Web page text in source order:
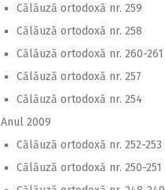
Călăuză ortodoxă nr. 259
Călăuză ortodoxă nr. 258
Călăuză ortodoxă nr. 260-261
Călăuză ortodoxă nr. 257
Călăuză ortodoxă nr. 254
Anul 2009
Călăuză ortodoxă nr. 252-253
Călăuză ortodoxă nr. 250-251